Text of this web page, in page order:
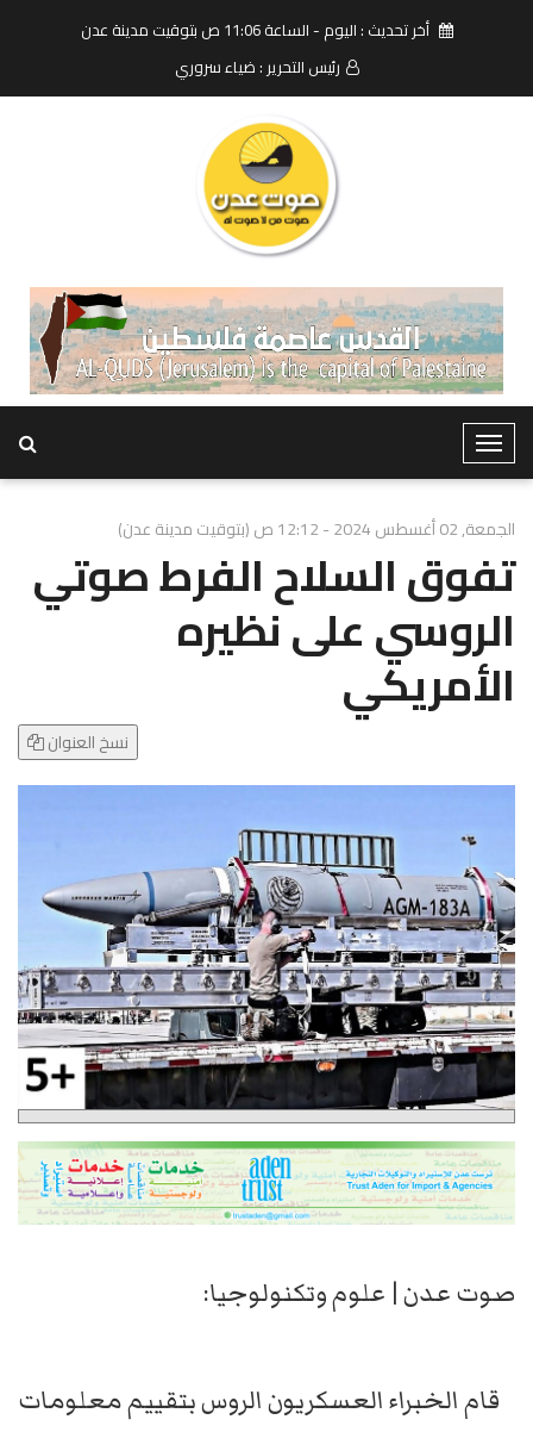
أخر تحديث : اليوم - الساعة 11:06 ص بتوقيت مدينة عدن
رئيس التحرير : ضياء سروري
T
o
g
l
e
N
a
v
i
t
n
الجمعة, 02 أغسطس 2024 - 12:12 ص (بتوقيت مدينة عدن)
تفوق السلاح الفرط صوتي
الروسي على نظيره
الأمريكي
نسخ العنوان
صوت عدن | علوم وتكنولوجيا:
قام الخبراء العسكريون الروس بتقييم معلومات